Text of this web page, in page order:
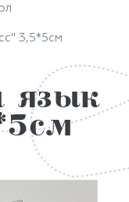
3,5*5см
язык